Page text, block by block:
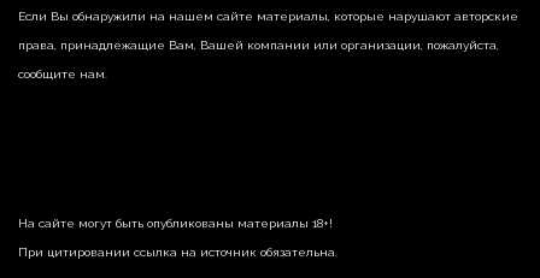
Если Вы обнаружили на нашем сайте материалы, которые нарушают авторские
права, принадлежащие Вам, Вашей компании или организации, пожалуйста,
сообщите нам.
На сайте могут быть опубликованы материалы 18+!
При цитировании ссылка на источник обязательна.